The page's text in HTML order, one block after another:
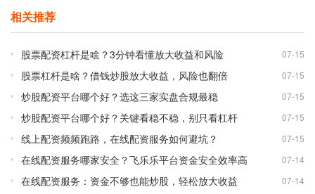
相关推荐
股票配资杠杆是啥？3分钟看懂放大收益和风险 07-15
股票杠杆是啥？借钱炒股放大收益，风险也翻倍 07-15
炒股配资平台哪个好？选这三家实盘合规最稳 07-15
炒股配资平台哪个好？关键看稳不稳，别只看杠杆 07-15
线上配资频频跑路，在线配资服务如何避坑？ 07-15
在线配资服务哪家安全？飞乐乐平台资金安全效率高 07-14
在线配资服务：资金不够也能炒股，轻松放大收益 07-14